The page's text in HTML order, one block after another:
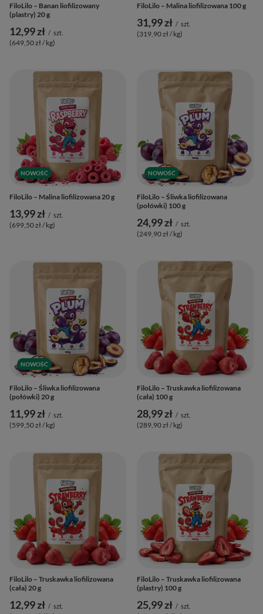
FiloLilo – Banan liofilizowany
(plastry) 20 g
12,99 zł / szt.
(649,50 zł / kg)
FiloLilo – Malina liofilizowana 100 g
31,99 zł / szt.
(319,90 zł / kg)
NOWOŚĆ
FiloLilo – Malina liofilizowana 20 g
13,99 zł / szt.
(699,50 zł / kg)
NOWOŚĆ
FiloLilo – Śliwka liofilizowana
(połówki) 100 g
24,99 zł / szt.
(249,90 zł / kg)
NOWOŚĆ
FiloLilo – Śliwka liofilizowana
(połówki) 20 g
11,99 zł / szt.
(599,50 zł / kg)
FiloLilo – Truskawka liofilizowana
(cała) 100 g
28,99 zł / szt.
(289,90 zł / kg)
FiloLilo – Truskawka liofilizowana
(cała) 20 g
12,99 zł / szt.
FiloLilo – Truskawka liofilizowana
(plastry) 100 g
25,99 zł / szt.